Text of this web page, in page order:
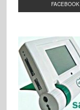
FACEBOOK